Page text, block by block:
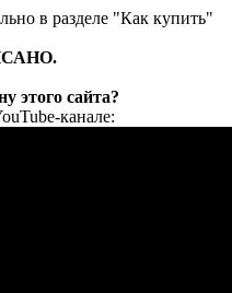
в разделе "Как купить"
этого сайта?
канале: